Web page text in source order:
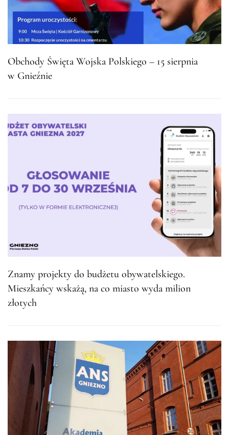
Obchody Święta Wojska Polskiego – 15 sierpnia
w Gnieźnie
Znamy projekty do budżetu obywatelskiego.
Mieszkańcy wskażą, na co miasto wyda milion
złotych